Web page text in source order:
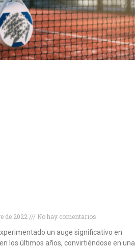
de 2022
No hay comentarios
un auge significativo en
los últimos años, convirtiéndose en una